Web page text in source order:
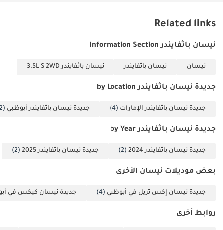
Related links
نيسان باثفايندر Information Section
نيسان نيسان باثفايندر نيسان باثفايندر 3.5L S 2WD
جديدة نيسان باثفايندر by Location
جديدة نيسان باثفايندر الإمارات (4) جديدة نيسان باثفايندر أبوظبي (2)
جديدة نيسان باثفايندر by Year
جديدة نيسان باثفايندر 2024 (2) جديدة نيسان باثفايندر 2025 (2)
بعض موديلات نيسان الأخرى
جديدة نيسان إكس تريل في أبوظبي (4) جديدة نيسان كيكس في
روابط أخرى
الأجل للعائلات في المنطقة.
خبراء السوق. يُرجى دائماً فحص السيارة قبل الشراء.